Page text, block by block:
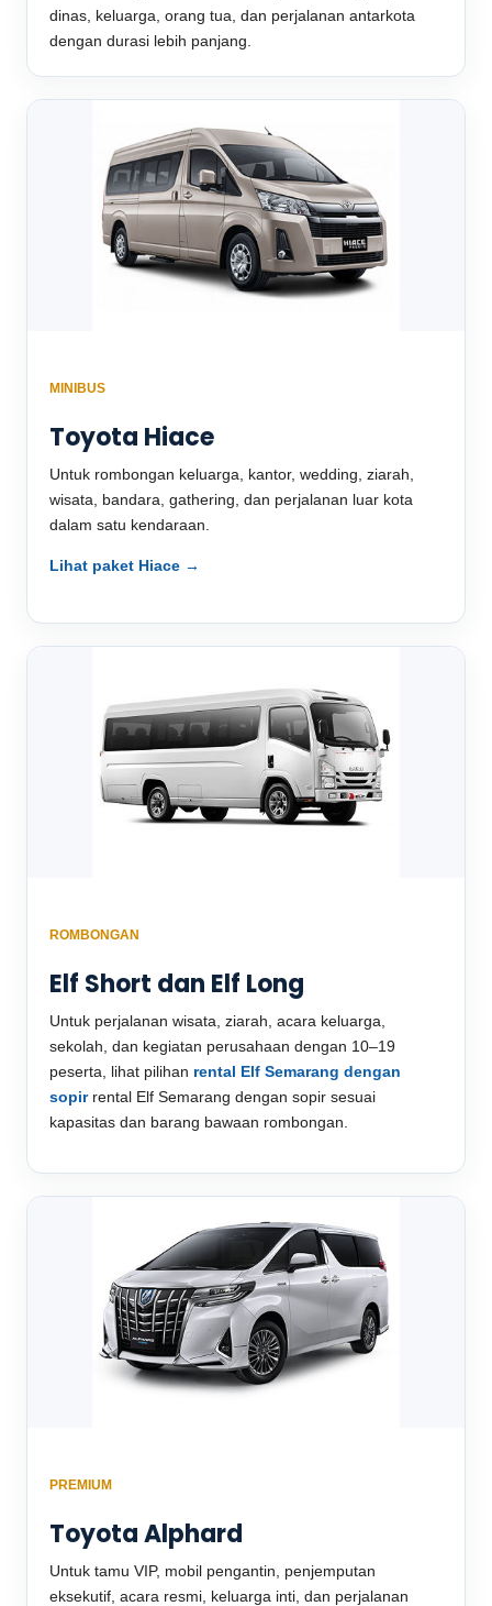
dinas, keluarga, orang tua, dan perjalanan antarkota
dengan durasi lebih panjang.
MINIBUS
Toyota Hiace
Untuk rombongan keluarga, kantor, wedding, ziarah,
wisata, bandara, gathering, dan perjalanan luar kota
dalam satu kendaraan.
Lihat paket Hiace →
ROMBONGAN
Elf Short dan Elf Long
Untuk perjalanan wisata, ziarah, acara keluarga,
sekolah, dan kegiatan perusahaan dengan 10–19
peserta, lihat pilihan rental Elf Semarang dengan
sopirrental Elf Semarang dengan sopir sesuai
kapasitas dan barang bawaan rombongan.
PREMIUM
Toyota Alphard
Untuk tamu VIP, mobil pengantin, penjemputan
eksekutif, acara resmi, keluarga inti, dan perjalanan